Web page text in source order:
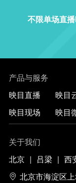
不限单场直
产品与服务
映目直播
映目现场
映目
映目
关于我们
北京 | 吕梁 | 西
北京市海淀区